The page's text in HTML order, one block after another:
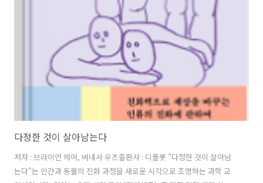
상 속 예시를 통해 흥미롭게 풀어낸 책이다. 프레임이란 사물을 바라보는
관점, 혹은 세상을 해석하는 틀을 말한다. 같은 사건도 어떤 프레임으로
보느냐에 따라 긍정이 될 수도, 부정이 될 수도 있다. 중요한 것은..
다정한 것이 살아남는다
저자 : 브라이언 헤어, 버네사 우즈출판사 : 디플롯 "다정한 것이 살아남
는다"는 인간과 동물의 진화 과정을 새로운 시각으로 조명하는 과학 교